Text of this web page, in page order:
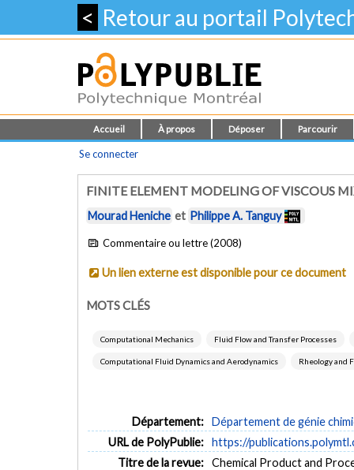
< Retour au portail
Accueil À propos Déposer Parcourir
Se connecter
FINITE ELEMENT MODELING OF VISCOUS
Mourad Heniche et Philippe A. Tanguy
Commentaire ou lettre (2008)
Un lien externe est disponible pour ce document
MOTS CLÉS
Computational Mechanics Fluid Flow and Transfer Processes
Computational Fluid Dynamics and Aerodynamics Rheology and
Département: Département de génie
URL de PolyPublie: https://
Titre de la revue: Chemical Product and